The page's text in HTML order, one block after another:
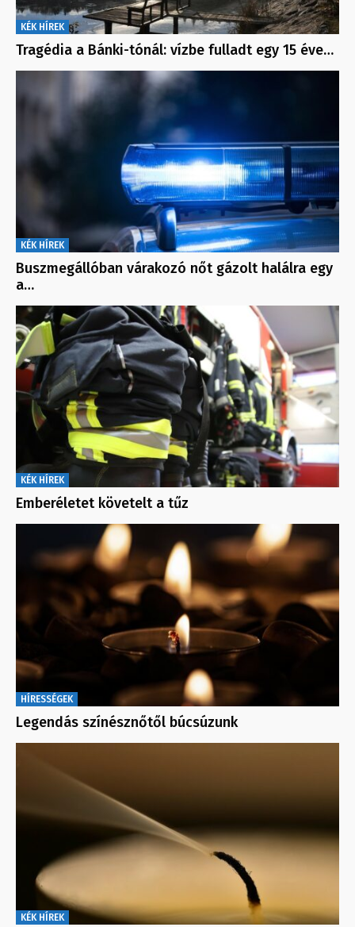
KÉK HÍREK
Tragédia a Bánki-tónál: vízbe fulladt egy 15 éve…
KÉK HÍREK
Buszmegállóban várakozó nőt gázolt halálra egy
a…
KÉK HÍREK
Emberéletet követelt a tűz
HÍRESSÉGEK
Legendás színésznőtől búcsúzunk
KÉK HÍREK